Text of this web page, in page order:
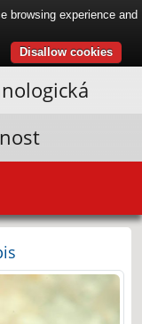
browsing experience and
Disallow cookies